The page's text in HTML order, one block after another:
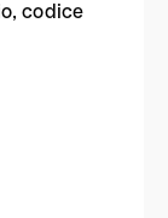
codice